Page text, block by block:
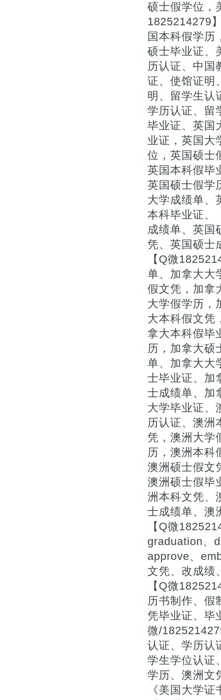
硕士假学位，
1825214279
国本科假学历
硕士毕业证、
历认证、中国
证、使馆证明
明、留学生认
学历认证、留
毕业证、英国
业证，英国大
位，英国硕士
英国本科假毕
英国硕士假学
大学成绩单、
本科毕业证、
成绩单、英国
凭、英国硕士
【Q微
单、加拿大大
假文凭，加拿
大学假学历，
大本科假文凭
拿大本科假毕
历，加拿大硕
单、加拿大大
士毕业证、加
士成绩单、加
大学毕业证、
历认证、澳洲
凭，澳洲大学
历，澳洲本科
澳洲硕士假文
澳洲硕士假毕
洲本科文凭、
士成绩单、澳
【Q微
graduation、
approve、
文凭、改成绩
【Q微
历书制作、假
凭毕业证、毕
微/
认证、学历认
学生学位认证
学历、澳洲文
《美国大学